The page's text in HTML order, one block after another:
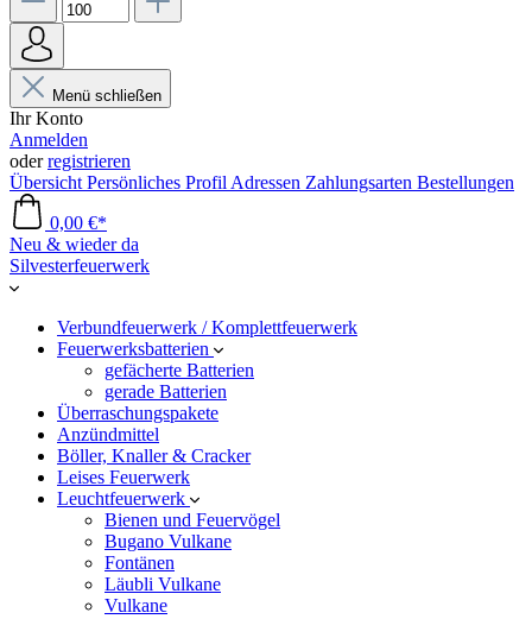
Menü schließen
Ihr Konto
Anmelden
oderregistrieren
Übersicht Persönliches Profil Adressen Zahlungsarten Bestellungen
0,00 €*
Neu & wieder da
Silvesterfeuerwerk
Verbundfeuerwerk / Komplettfeuerwerk
Feuerwerksbatterien
gefächerte Batterien
gerade Batterien
Überraschungspakete
Anzündmittel
Böller, Knaller & Cracker
Leises Feuerwerk
Leuchtfeuerwerk
Bienen und Feuervögel
Bugano Vulkane
Fontänen
Läubli Vulkane
Vulkane